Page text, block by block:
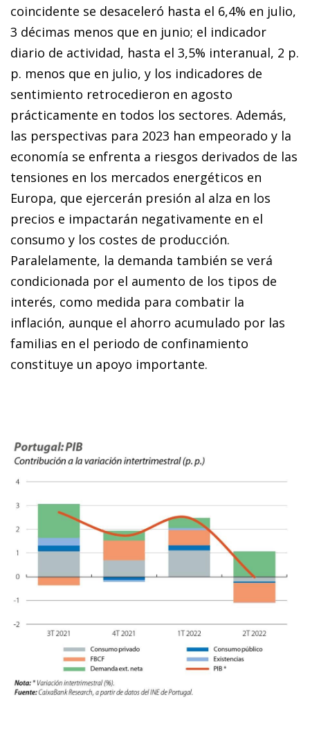
coincidente se desaceleró hasta el 6,4% en julio,
3 décimas menos que en junio; el indicador
diario de actividad, hasta el 3,5% interanual, 2 p.
p. menos que en julio, y los indicadores de
sentimiento retrocedieron en agosto
prácticamente en todos los sectores. Además,
las perspectivas para 2023 han empeorado y la
economía se enfrenta a riesgos derivados de las
tensiones en los mercados energéticos en
Europa, que ejercerán presión al alza en los
precios e impactarán negativamente en el
consumo y los costes de producción.
Paralelamente, la demanda también se verá
condicionada por el aumento de los tipos de
interés, como medida para combatir la
inflación, aunque el ahorro acumulado por las
familias en el periodo de confinamiento
constituye un apoyo importante.